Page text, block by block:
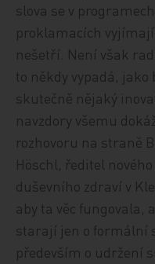
slova se v
proklamacích
nešetří. Není však
to někdy vypadá,
skutečně nějaký
navzdory všemu
rozhovoru na straně
Höschl, ředitel
duševního zdraví v
aby ta věc fungovala,
starají jen o formální
především o udržení